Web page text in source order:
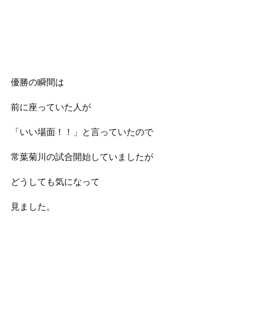
優勝の瞬間は
前に座っていた人が
「いい場面！！」と言っていたので
常葉菊川の試合開始していましたが
どうしても気になって
見ました。